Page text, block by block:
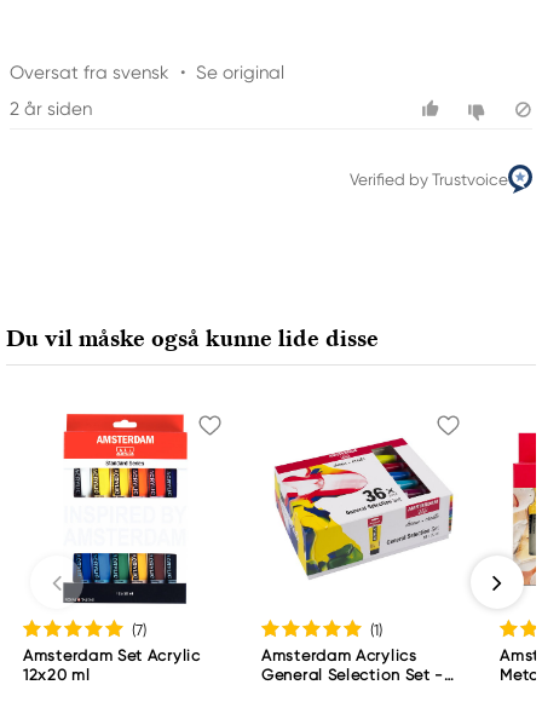
Oversat fra svensk • Se original
2 år siden
Verified by Trustvoice
Du vil måske også kunne lide disse
(7)
Amsterdam Set Acrylic
12x20 ml
(1)
Amsterdam Acrylics
General Selection Set -